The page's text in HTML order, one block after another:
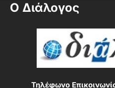
Ο Διάλογος
Τηλέφωνο